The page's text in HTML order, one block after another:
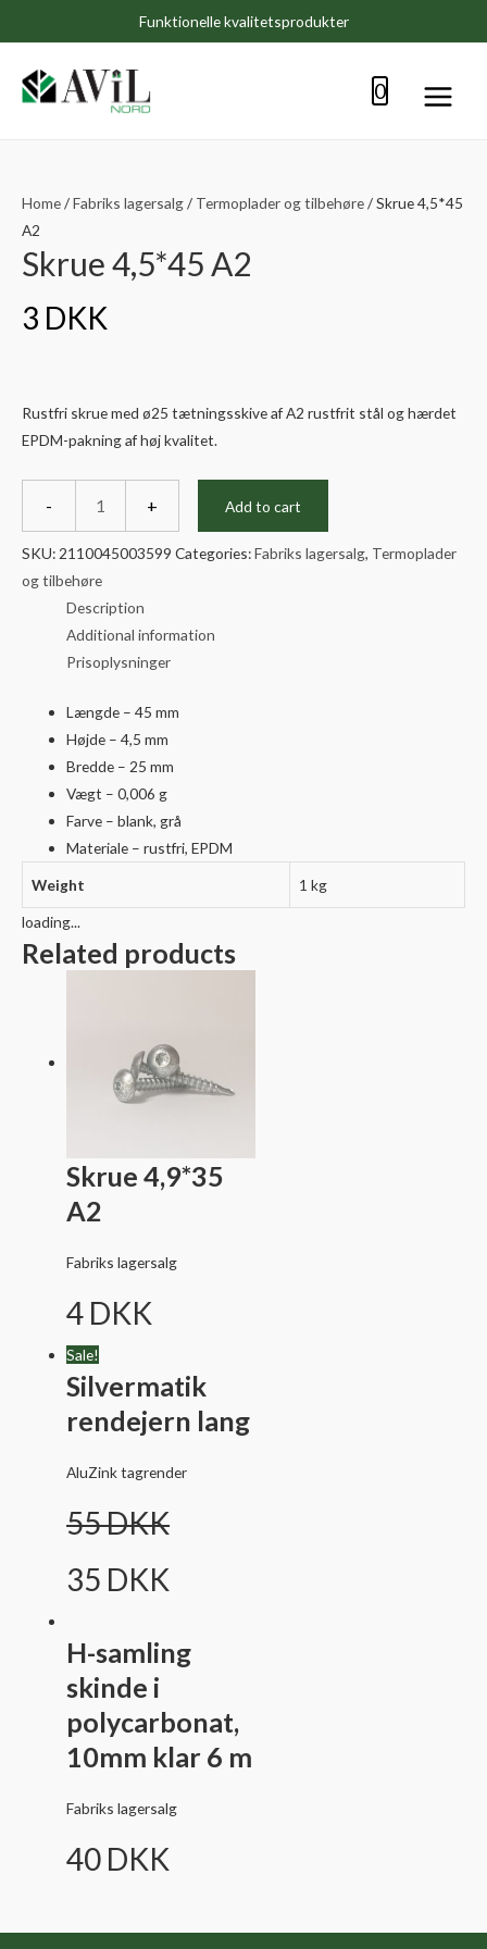
Funktionelle kvalitetsprodukter
0
Home/Fabriks lagersalg/ Termoplader og tilbehøre/ Skrue 4,5*45
A2
Skrue 4,5*45 A2
3 DKK
Rustfri skrue med ø25 tætningsskive af A2 rustfrit stål og hærdet
EPDM-pakning af høj kvalitet.
-
Skrue
4,5*45
quantity
+ Add to cart
SKU: 2110045003599 Categories:Fabriks lagersalg, Termoplader
og tilbehøre
Description
Additional information
Prisoplysninger
Længde – 45 mm
Højde – 4,5 mm
Bredde – 25 mm
Vægt –0,006 g
Farve – blank, grå
Materiale – rustfri, EPDM
Weight
1 kg
loading...
Related products
Skrue 4,9*35
A2
Fabriks lagersalg
4 DKK
Sale!
Silvermatik
rendejern lang
AluZink tagrender
55DKK
35 DKK
H-samling
skinde i
polycarbonat,
10mm klar 6 m
Fabriks lagersalg
40 DKK